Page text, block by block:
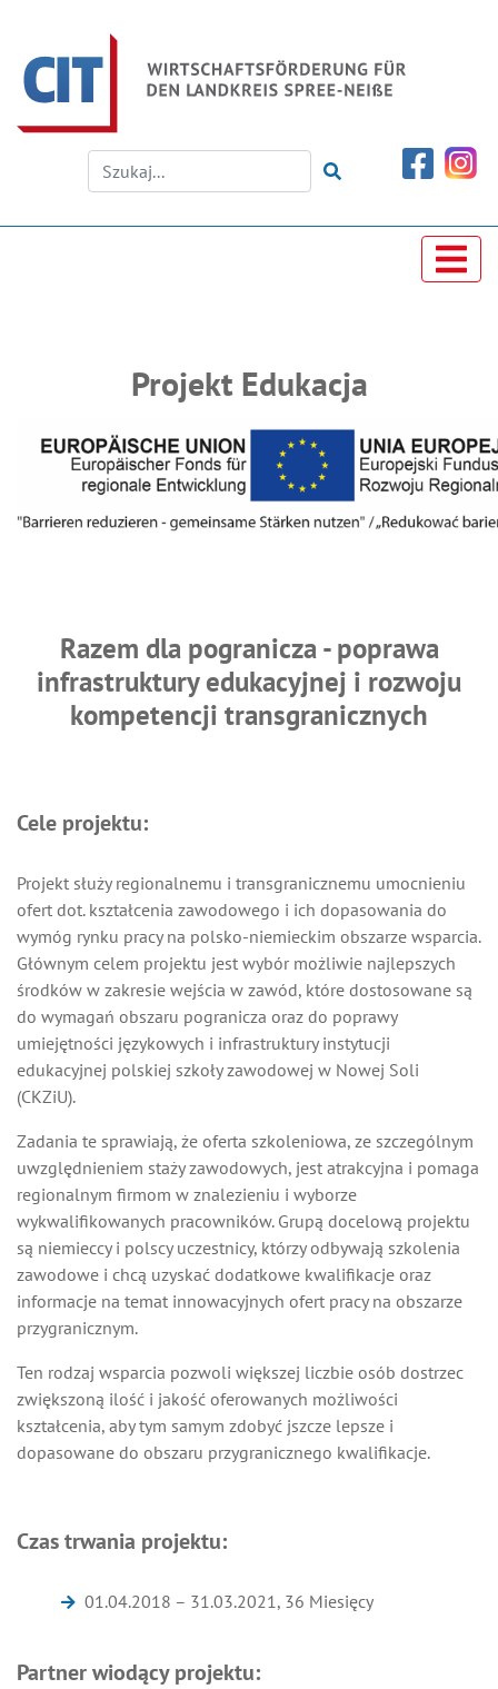
Projekt Edukacja
Razem dla pogranicza - poprawa
infrastruktury edukacyjnej i rozwoju
kompetencji transgranicznych
Cele projektu:
Projekt służy regionalnemu i transgranicznemu umocnieniu
ofert dot. kształcenia zawodowego i ich dopasowania do
wymóg rynku pracy na polsko-niemieckim obszarze wsparcia.
Głównym celem projektu jest wybór możliwie najlepszych
środków w zakresie wejścia w zawód, które dostosowane są
do wymagań obszaru pogranicza oraz do poprawy
umiejętności językowych i infrastruktury instytucji
edukacyjnej polskiej szkoły zawodowej w Nowej Soli
(CKZiU).
Zadania te sprawiają, że oferta szkoleniowa, ze szczególnym
uwzględnieniem staży zawodowych, jest atrakcyjna i pomaga
regionalnym firmom w znalezieniu i wyborze
wykwalifikowanych pracowników. Grupą docelową projektu
są niemieccy i polscy uczestnicy, którzy odbywają szkolenia
zawodowe i chcą uzyskać dodatkowe kwalifikacje oraz
informacje na temat innowacyjnych ofert pracy na obszarze
przygranicznym.
Ten rodzaj wsparcia pozwoli większej liczbie osób dostrzec
zwiększoną ilość i jakość oferowanych możliwości
kształcenia, aby tym samym zdobyć jszcze lepsze i
dopasowane do obszaru przygranicznego kwalifikacje.
Czas trwania projektu:
01.04.2018 – 31.03.2021, 36 Miesięcy
Partner wiodący projektu: